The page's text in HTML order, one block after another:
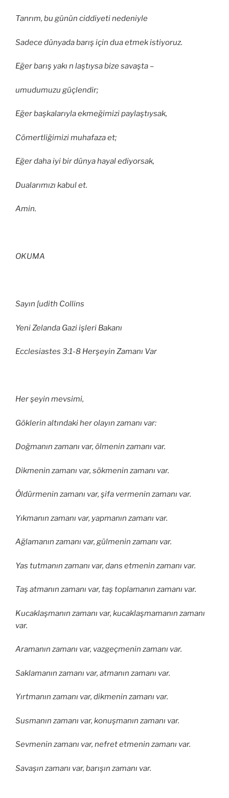
Tanrım, bu günün ciddiyeti nedeniyle
Sadece dünyada barış için dua etmek istiyoruz.
Eğer barış yakı n laştıysa bize savaşta –
umudumuzu güçlendir;
Eğer başkalarıyla ekmeğimizi paylaştıysak,
Cömertliğimizi muhafaza et;
Eğer daha iyi bir dünya hayal ediyorsak,
Dualarımızı kabul et.
Amin.
OKUMA
Sayın [udith Collins
Yeni Zelanda Gazi işleri Bakanı
Ecclesiastes 3:1-8 Herşeyin Zamanı Var
Her şeyin mevsimi,
Göklerin altındaki her olayın zamanı var:
Doğmanın zamanı var, ölmenin zamanı var.
Dikmenin zamanı var, sökmenin zamanı var.
Öldürmenin zamanı var, şifa vermenin zamanı var.
Yıkmanın zamanı var, yapmanın zamanı var.
Ağlamanın zamanı var, gülmenin zamanı var.
Yas tutmanın zamanı var, dans etmenin zamanı var.
Taş atmanın zamanı var, taş toplamanın zamanı var.
Kucaklaşmanın zamanı var, kucaklaşmamanın zamanı
var.
Aramanın zamanı var, vazgeçmenin zamanı var.
Saklamanın zamanı var, atmanın zamanı var.
Yırtmanın zamanı var, dikmenin zamanı var.
Susmanın zamanı var, konuşmanın zamanı var.
Sevmenin zamanı var, nefret etmenin zamanı var.
Savaşın zamanı var, barışın zamanı var.